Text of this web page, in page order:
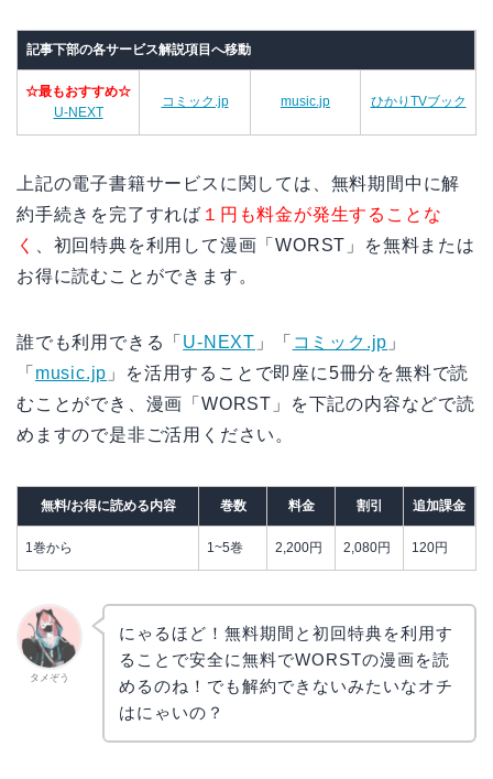
記事下部の各サービス解説項目へ移動
☆最もおすすめ☆
U-NEXT
コミック.jp music.jp ひかりTVブック
上記の電子書籍サービスに関しては、無料期間中に解
約手続きを完了すれば １円も料金が発生することな
く
、初回特典を利用して漫画「WORST」を無料または
お得に読むことができます。
誰でも利用できる「 U-NEXT 」「 コミック.jp 」
「 music.jp 」を活用することで即座に5冊分を無料で読
むことができ、漫画「WORST」を下記の内容などで読
めますので是非ご活用ください。
無料/お得に読める内容 巻数 料金 割引 追加課金
1巻から 1~5巻 2,200円 2,080円 120円
タメぞう
にゃるほど！無料期間と初回特典を利用す
ることで安全に無料でWORSTの漫画を読
めるのね！でも解約できないみたいなオチ
はにゃいの？